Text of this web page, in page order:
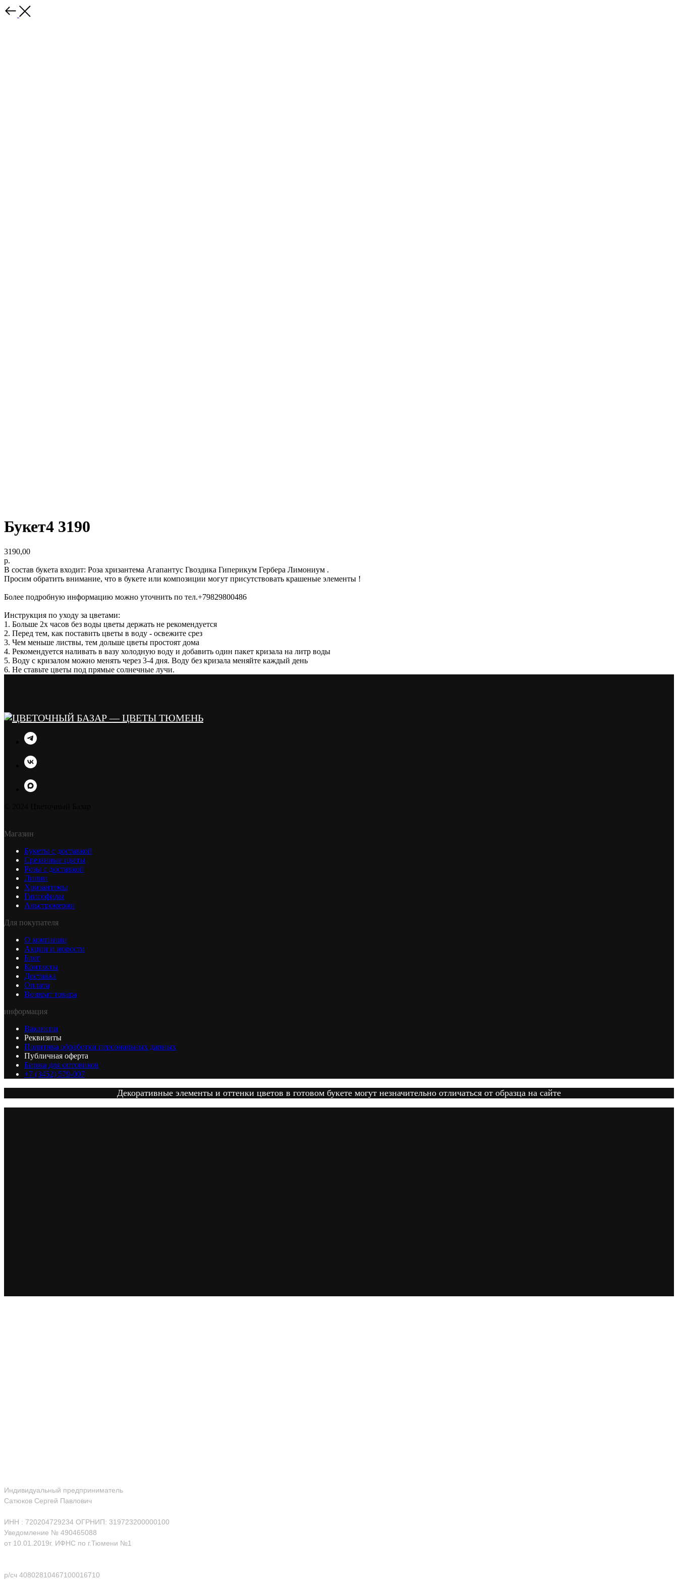
Букет4 3190
3190,00
р.
В состав букета входит: Роза хризантема Агапантус Гвоздика Гиперикум Гербера Лимониум .
Просим обратить внимание, что в букете или композиции могут присутствовать крашеные элементы !
Более подробную информацию можно уточнить по тел.+79829800486
Инструкция по уходу за цветами:
1. Больше 2х часов без воды цветы держать не рекомендуется
2. Перед тем, как поставить цветы в воду - освежите срез
3. Чем меньше листвы, тем дольше цветы простоят дома
4. Рекомендуется наливать в вазу холодную воду и добавить один пакет кризала на литр воды
5. Воду с кризалом можно менять через 3-4 дня. Воду без кризала меняйте каждый день
6. Не ставьте цветы под прямые солнечные лучи.
Магазин
Букеты с доставкой
Срезанные цветы
Розы с доставкой
Лилии
Хризантемы
Гипсофилы
Альстромерии
Для покупателя
О компании
Акции и новости
Блог
Контакты
Доставка
Оплата
Возврат товара
информация
Вакансии
Реквизиты
Политика обработки персональных данных
Публичная оферта
Биржа для оптовиков
+7 (3452) 579-007
Декоративные элементы и оттенки цветов в готовом букете могут незначительно отличаться от образца на сайте
Индивидуальный предприниматель
Сатюков Сергей Павлович
ИНН : 720204729234 ОГРНИП: 319723200000100
Уведомление № 490465088
от 10.01.2019г. ИФНС по г.Тюмени №1
р/сч 40802810467100016710